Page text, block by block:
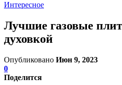
Интересное
Лучшие газовые
духовкой
Опубликовано Июн 9, 2023
0
Поделится